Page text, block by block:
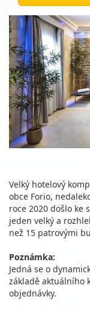
Velký hotelový
obce Forio,
roce 2020 došlo ke
jeden velký a
než 15 patrovými
Poznámka:
Jedná se o
základě aktuálního
objednávky.